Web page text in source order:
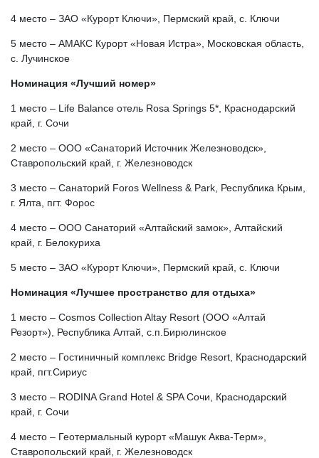
4 место – ЗАО «Курорт Ключи», Пермский край, с. Ключи
5 место – АМАКС Курорт «Новая Истра», Московская область,
с. Лучинское
Номинация «Лучший номер»
1 место – Life Balance отель Rosa Springs 5*, Краснодарский
край, г. Сочи
2 место – ООО «Санаторий Источник Железноводск»,
Ставропольский край, г. Железноводск
3 место – Санаторий Foros Wellness & Park, Республика Крым,
г. Ялта, пгт. Форос
4 место – ООО Санаторий «Алтайский замок», Алтайский
край, г. Белокуриха
5 место – ЗАО «Курорт Ключи», Пермский край, с. Ключи
Номинация «Лучшее пространство для отдыха»
1 место – Cosmos Collection Altay Resort (ООО «Алтай
Резорт»), Республика Алтай, с.п.Бирюлинское
2 место – Гостиничный комплекс Bridge Resort, Краснодарский
край, пгт.Сириус
3 место – RODINA Grand Hotel & SPA Сочи, Краснодарский
край, г. Сочи
4 место – Геотермальный курорт «Машук Аква-Терм»,
Ставропольский край, г. Железноводск